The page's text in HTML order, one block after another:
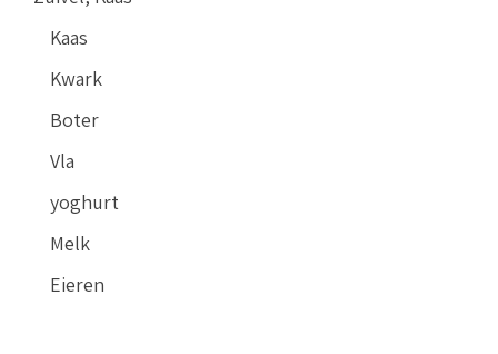
Kaas
Kwark
Boter
Vla
yoghurt
Melk
Eieren